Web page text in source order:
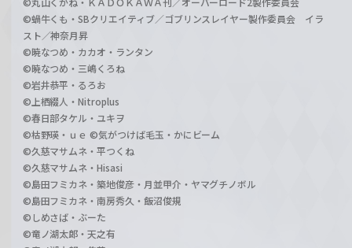
©蝸牛くも・SBクリエイティブ／ゴブリンスレイヤー製作委員会 イラ
スト／神奈月昇
©暁なつめ・カカオ・ランタン
©暁なつめ・三嶋くろね
©岩井恭平・るろお
©上栖綴人・Nitroplus
©春日部タケル・ユキヲ
©枯野瑛・ｕｅ ©気がつけば毛玉・かにビーム
©久慈マサムネ・平つくね
©久慈マサムネ・Hisasi
©島田フミカネ・築地俊彦・月並甲介・ヤマグチノボル
©島田フミカネ・南房秀久・飯沼俊規
©しめさば・ぶーた
©竜ノ湖太郎・天之有